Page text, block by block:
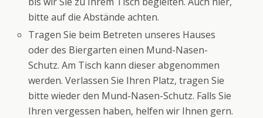
bitte auf die Abstände achten.
Tragen Sie beim Betreten unseres Hauses
oder des Biergarten einen Mund-Nasen-
Schutz. Am Tisch kann dieser abgenommen
werden. Verlassen Sie Ihren Platz, tragen Sie
bitte wieder den Mund-Nasen-Schutz. Falls Sie
Ihren vergessen haben, helfen wir Ihnen gern.